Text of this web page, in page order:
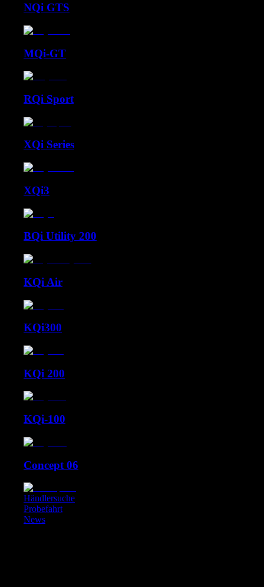
NQi GTS
MQi-GT
RQi Sport
XQi Series
XQi3
BQi Utility 200
KQi Air
KQi300
KQi 200
KQi-100
Concept 06
Händlersuche
Probefahrt
News